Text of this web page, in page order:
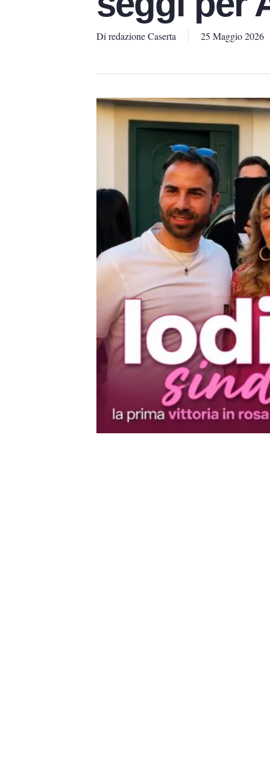
Di redazione Caserta 25 Maggio 2026